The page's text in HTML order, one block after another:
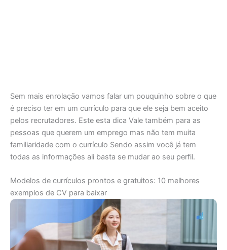
Sem mais enrolação vamos falar um pouquinho sobre o que
é preciso ter em um currículo para que ele seja bem aceito
pelos recrutadores. Este esta dica Vale também para as
pessoas que querem um emprego mas não tem muita
familiaridade com o currículo Sendo assim você já tem
todas as informações ali basta se mudar ao seu perfil.
Modelos de currículos prontos e gratuitos: 10 melhores
exemplos de CV para baixar